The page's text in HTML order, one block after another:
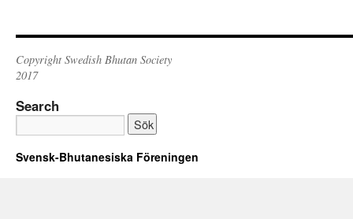
Copyright Swedish Bhutan Society
2017
Search
Svensk-Bhutanesiska Föreningen